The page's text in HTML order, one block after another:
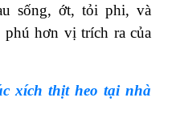
sống, ớt, tỏi phi, và
phú hơn vị trích ra của
xích thịt heo tại nhà